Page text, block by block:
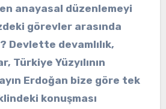
anayasal düzenlemeyi
görevler arasında
Devlette devamlılık,
Yüzyılının
Erdoğan bize göre tek
konuşması